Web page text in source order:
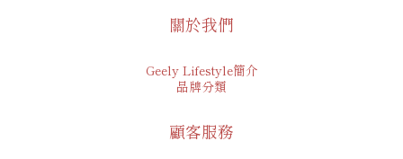
關於我們
Geely Lifestyle簡介
品牌分類
顧客服務